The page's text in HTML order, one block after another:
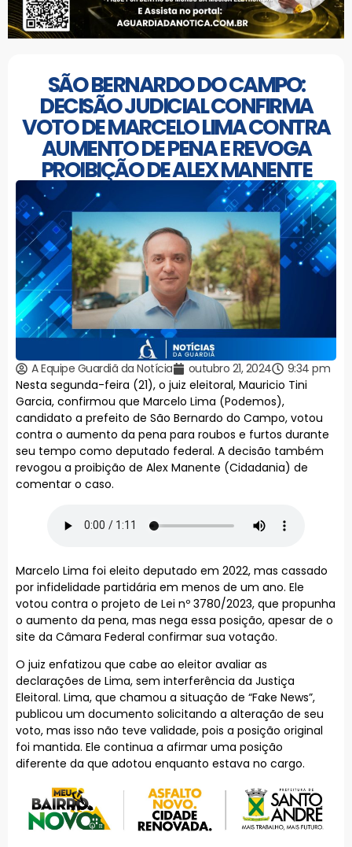
SÃO BERNARDO DO CAMPO:
DECISÃO JUDICIAL CONFIRMA
VOTO DE MARCELO LIMA CONTRA
AUMENTO DE PENA E REVOGA
PROIBIÇÃO DE ALEX MANENTE
A Equipe Guardiã da Notícia outubro 21, 2024
9:34 pm
Nesta segunda-feira (21), o juiz eleitoral, Mauricio Tini
Garcia, confirmou que Marcelo Lima (Podemos),
candidato a prefeito de São Bernardo do Campo, votou
contra o aumento da pena para roubos e furtos durante
seu tempo como deputado federal. A decisão também
revogou a proibição de Alex Manente (Cidadania) de
comentar o caso.
Marcelo Lima foi eleito deputado em 2022, mas cassado
por infidelidade partidária em menos de um ano. Ele
votou contra o projeto de Lei nº 3780/2023, que propunha
o aumento da pena, mas nega essa posição, apesar de o
site da Câmara Federal confirmar sua votação.
O juiz enfatizou que cabe ao eleitor avaliar as
declarações de Lima, sem interferência da Justiça
Eleitoral. Lima, que chamou a situação de “Fake News”,
publicou um documento solicitando a alteração de seu
voto, mas isso não teve validade, pois a posição original
foi mantida. Ele continua a afirmar uma posição
diferente da que adotou enquanto estava no cargo.